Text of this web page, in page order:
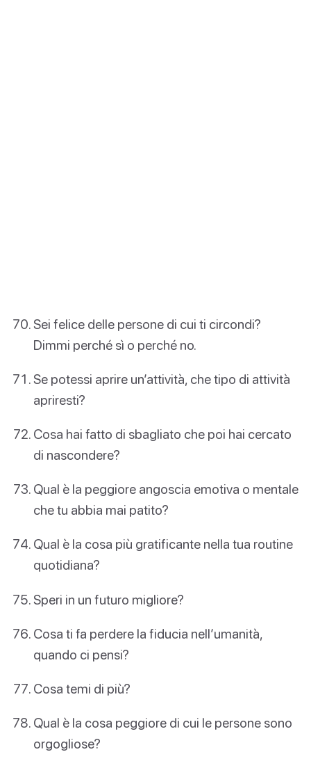
Sei felice delle persone di cui ti circondi?
Dimmi perché sì o perché no.
Se potessi aprire un’attività, che tipo di attività
apriresti?
Cosa hai fatto di sbagliato che poi hai cercato
di nascondere?
Qual è la peggiore angoscia emotiva o mentale
che tu abbia mai patito?
Qual è la cosa più gratificante nella tua routine
quotidiana?
Speri in un futuro migliore?
Cosa ti fa perdere la fiducia nell’umanità,
quando ci pensi?
Cosa temi di più?
Qual è la cosa peggiore di cui le persone sono
orgogliose?